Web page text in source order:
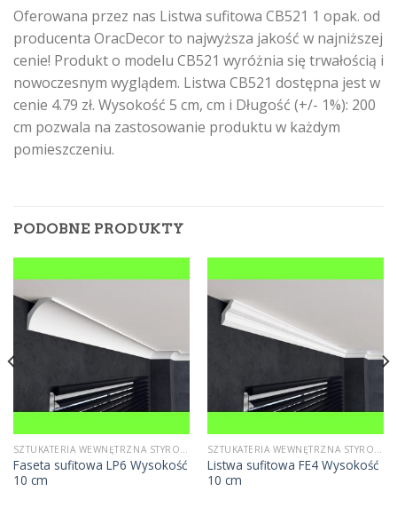
Oferowana przez nas Listwa sufitowa CB521 1 opak. od
producenta OracDecor to najwyższa jakość w najniższej
cenie! Produkt o modelu CB521 wyróżnia się trwałością i
nowoczesnym wyglądem. Listwa CB521 dostępna jest w
cenie 4.79 zł. Wysokość 5 cm, cm i Długość (+/- 1%): 200
cm pozwala na zastosowanie produktu w każdym
pomieszczeniu.
PODOBNE PRODUKTY
SZTUKATERIA WEWNĘTRZNA STYROPIANOWA
Faseta sufitowa LP6 Wysokość
10 cm
SZTUKATERIA WEWNĘTRZNA STYROPIANOWA
Listwa sufitowa FE4 Wysokość
10 cm